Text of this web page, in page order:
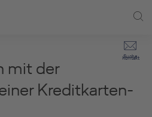
(Enter drücken)
(Enter drücken)
Kontakt
Suche
mit der
Kreditkarten-